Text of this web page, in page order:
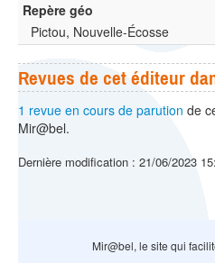
Repère géo
Pictou, Nouvelle-Écosse
Revues de cet éditeur
1 revue en cours de parution de
Mir@bel.
Dernière modification : 21/06/2023
Mir@bel, le site qui